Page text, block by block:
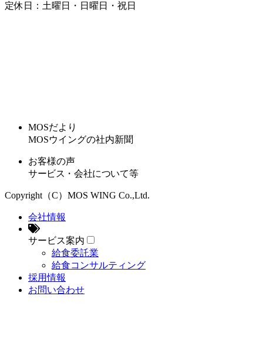
定休日：土曜日・日曜日・祝日
MOSだより
MOSウイングの社内新聞
お客様の声
サービス・会社について等
Copyright（C）MOS WING Co.,Ltd.
会社情報
サービス案内
給食委託業
給食コンサルティング
採用情報
お問い合わせ